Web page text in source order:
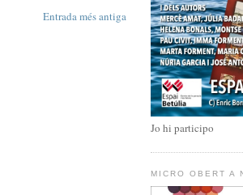
Entrada més antiga
Jo hi participo
MICRO OBERT A